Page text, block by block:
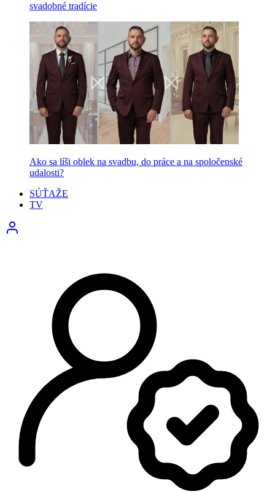
svadobné tradície
Ako sa líši oblek na svadbu, do práce a na spoločenské
udalosti?
SÚŤAŽE
TV